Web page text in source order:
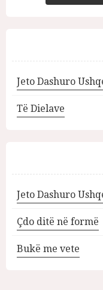
Jeto Dashuro
Të Dielave
Jeto Dashuro
Çdo ditë në formë
Bukë me vete